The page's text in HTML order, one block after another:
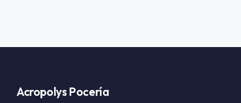
Acropolys Pocería